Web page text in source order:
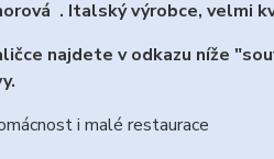
. Italský výrobce, velmi
najdete v odkazu níže
i malé restaurace